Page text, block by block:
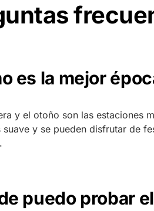
es la mejor
y el otoño son las estaciones
suave y se pueden disfrutar de
puedo probar